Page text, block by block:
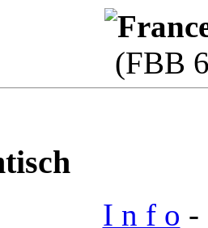
(FBB
I n f o -